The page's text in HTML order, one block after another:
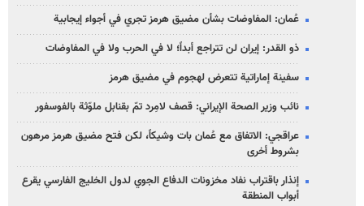
عُمان: المفاوضات بشأن مضيق هرمز تجري في أجواء إيجابية
ذو القدر: إيران لن تتراجع أبداً؛ لا في الحرب ولا في المفاوضات
سفينة إماراتية تتعرض لهجوم في مضيق هرمز
نائب وزير الصحة الإيراني: قصف لامِرد تمّ بقنابل ملوّثة بالفوسفور
عراقجي: الاتفاق مع عُمان بات وشيكاً، لكن فتح مضيق هرمز مرهون
بشروط أخرى
إنذار باقتراب نفاد مخزونات الدفاع الجوي لدول الخليج الفارسي يقرع
أبواب المنطقة